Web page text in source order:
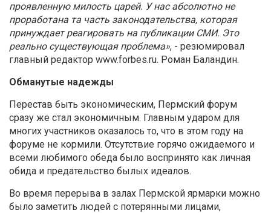
проявленную милость царей. У нас абсолютно не
проработана та часть законодательства, которая
принуждает реагировать на публикации СМИ. Это
реально существующая проблема», - резюмировал
главный редактор www.forbes.ru. Роман Баландин.
Обманутые надежды
Перестав быть экономическим, Пермский форум
сразу же стал экономичным. Главным ударом для
многих участников оказалось то, что в этом году на
форуме не кормили. Отсутствие горячо ожидаемого и
всеми любимого обеда было воспринято как личная
обида и предательство былых идеалов.
Во время перерыва в залах Пермской ярмарки можно
было заметить людей с потерянными лицами,